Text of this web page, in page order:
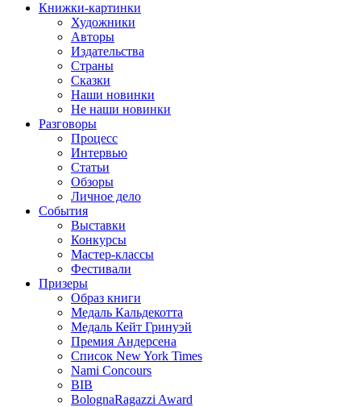
Книжки-картинки
Художники
Авторы
Издательства
Страны
Сказки
Наши новинки
Не наши новинки
Разговоры
Процесс
Интервью
Статьи
Обзоры
Личное дело
События
Выставки
Конкурсы
Мастер-классы
Фестивали
Призеры
Образ книги
Медаль Кальдекотта
Медаль Кейт Гринуэй
Премия Андерсена
Список New York Times
Nami Concours
BIB
BolognaRagazzi Award